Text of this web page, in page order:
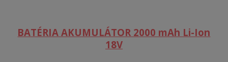
BATÉRIA AKUMULÁTOR 2000 mAh Li-Ion
18V